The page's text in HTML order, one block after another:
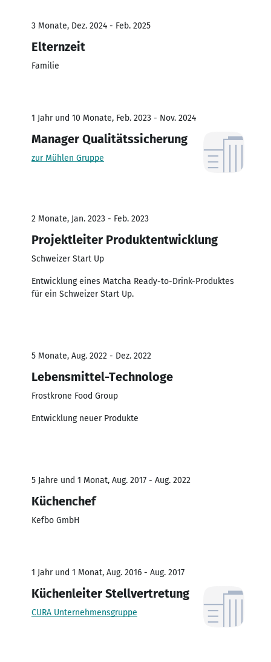
3 Monate, Dez. 2024 - Feb. 2025
Elternzeit
Familie
1 Jahr und 10 Monate, Feb. 2023 - Nov. 2024
Manager Qualitätssicherung
zur Mühlen Gruppe
2 Monate, Jan. 2023 - Feb. 2023
Projektleiter Produktentwicklung
Schweizer Start Up
Entwicklung eines Matcha Ready-to-Drink-Produktes
für ein Schweizer Start Up.
5 Monate, Aug. 2022 - Dez. 2022
Lebensmittel-Technologe
Frostkrone Food Group
Entwicklung neuer Produkte
5 Jahre und 1 Monat, Aug. 2017 - Aug. 2022
Küchenchef
Kefbo GmbH
1 Jahr und 1 Monat, Aug. 2016 - Aug. 2017
Küchenleiter Stellvertretung
CURA Unternehmensgruppe